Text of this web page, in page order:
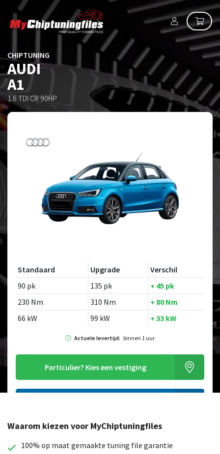
CHIPTUNING
AUDI
A1
1.6 TDI CR 90HP
Standaard Upgrade
Verschil
90 pk
135 pk
+ 45 pk
230 Nm
310 Nm
+ 80 Nm
66 kW
99 kW + 33 kW
Actuele levertijd: binnen 1 uur
Particulier? Kies een vestiging
Op zoek naar een ander model?
Waarom kiezen voor MyChiptuningfiles
100% op maat gemaakte tuning file garantie